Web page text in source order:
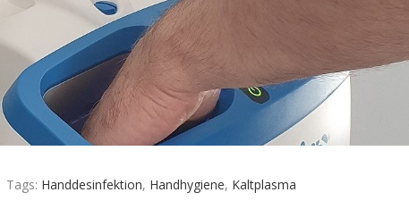
Handdesinfektion, Handhygiene, Kaltplasma